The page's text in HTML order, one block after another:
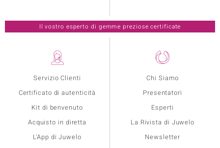
Servizio Clienti
Certificato di autenticità
Kit di benvenuto
Acquisto in diretta
L'App di Juwelo
Chi Siamo
Presentatori
Esperti
La Rivista di Juwelo
Newsletter
Il vostro esperto di gemme preziose certificate